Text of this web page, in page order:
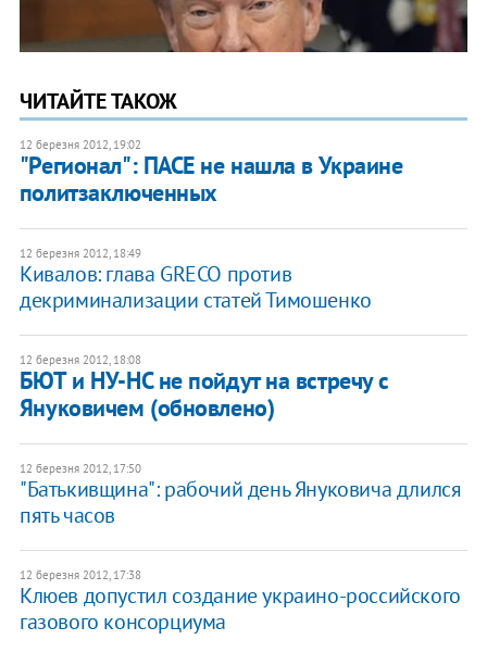
ЧИТАЙТЕ ТАКОЖ
12 березня 2012, 19:02
"Регионал": ПАСЕ не нашла в Украине
политзаключенных
12 березня 2012, 18:49
Кивалов: глава GRECO против
декриминализации статей Тимошенко
12 березня 2012, 18:08
БЮТ и НУ-НС не пойдут на встречу с
Януковичем (обновлено)
12 березня 2012, 17:50
"Батькивщина": рабочий день Януковича длился
пять часов
12 березня 2012, 17:38
Клюев допустил создание украино-российского
газового консорциума